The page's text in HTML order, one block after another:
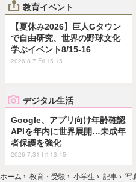
教育イベント
【夏休み2026】巨人Gタウン
で自由研究、世界の野球文化
学ぶイベント8/15-16
2026.8.7 Fri 15:15
デジタル生活
Google、アプリ向け年齢確認
APIを年内に世界展開…未成年
者保護を強化
2026.7.31 Fri 13:45
ホーム › 教育・受験 › 小学生 › 記事 › 写